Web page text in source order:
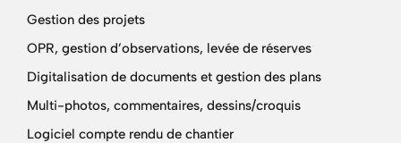
Gestion des projets
OPR, gestion d’observations, levée de réserves
Digitalisation de documents et gestion des plans
Multi-photos, commentaires, dessins/croquis
Logiciel compte rendu de chantier